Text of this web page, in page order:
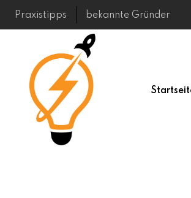
Skip
Praxistipps bekannte Gründer